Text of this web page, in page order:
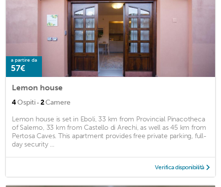
a partire da
57€
Lemon house
4Ospiti · 2Camere
Lemon house is set in Eboli, 33 km from Provincial Pinacotheca
of Salerno, 33 km from Castello di Arechi, as well as 45 km from
Pertosa Caves. This apartment provides free private parking, full-
day security ...
Verifica disponibilità